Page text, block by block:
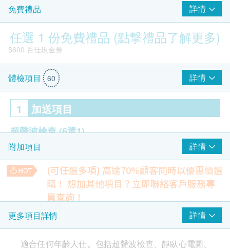
免費禮品 詳情
任選 1 份免費禮品 (點撃禮品了解更多)
$600 百佳現金券
體檢項目 60 詳情
1 加送項目
超聲波檢查(6選1)
甲狀腺
肝、膽
乳房 (雙側)
前列腺及膀胱
盆腔
腎臟
超聲波檢查 (6選1)
附加項目 詳情
(可任選多項) 高達70%顧客同時以優惠價選
購！ 想加其他項目？立即聯絡客戶服務專
員查詢！
盆腔超聲波
包括盆腔及膀胱
1,350.0
更多項目詳情 詳情
適合任何年齡人仕。包括超聲波檢查、靜臥心電圖、